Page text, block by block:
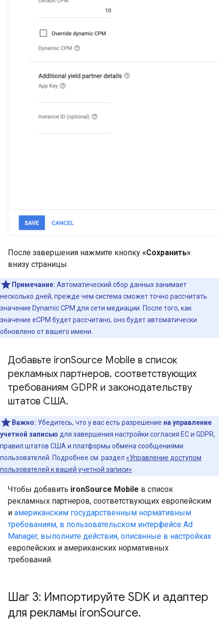
После завершения нажмите кнопку «Сохранить»
внизу страницы.
Примечание: Автоматический сбор данных занимает
несколько дней, прежде чем система сможет точно рассчитать
значение Dynamic CPM для сети медиации. После того, как
значение eCPM будет рассчитано, оно будет автоматически
обновлено от вашего имени.
Добавьте ironSource Mobile в список
рекламных партнеров, соответствующих
требованиям GDPR и законодательству
штатов США.
Важно: Убедитесь, что у вас есть разрешение на управление
учетной записью для завершения настройки согласия ЕС и GDPR,
правил штатов США и платформы обмена сообщениями
пользователей. Подробнее см. раздел «Управление доступом
пользователей к вашей учетной записи»
Чтобы добавить ironSource Mobile в список
рекламных партнеров, соответствующих европейским
и американским государственным нормативным
требованиям, в пользовательском интерфейсе Ad
Manager, выполните действия, описанные в настройках
европейских и американских нормативных
требований.
Шаг 3: Импортируйте SDK и адаптер
для рекламы ironSource.